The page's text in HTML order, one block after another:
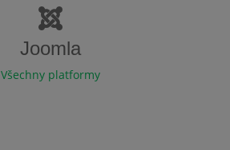
Joomla
Všechny platformy